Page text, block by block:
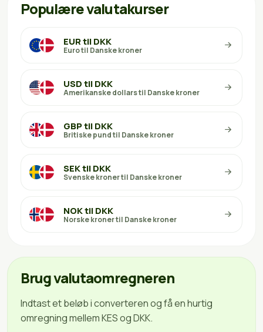
Populære valutakurser
EUR til DKK
Euro til Danske kroner
USD til DKK
Amerikanske dollars til Danske kroner
GBP til DKK
Britiske pund til Danske kroner
SEK til DKK
Svenske kroner til Danske kroner
NOK til DKK
Norske kroner til Danske kroner
Brug valutaomregneren
Indtast et beløb i converteren og få en hurtig
omregning mellem KES og DKK.